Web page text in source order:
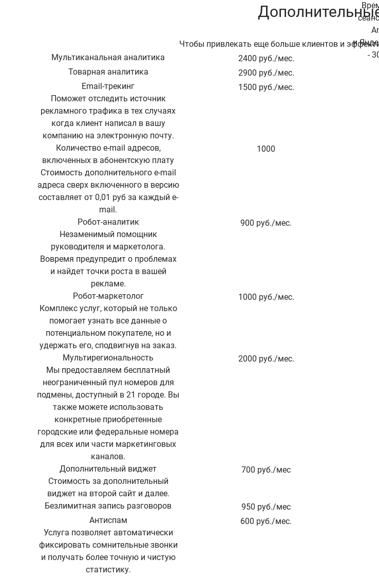
и
-
Чтобы привлекать еще больше клиентов и
Мультиканальная аналитика
2400 руб./мес.
Товарная аналитика
2900 руб./мес.
Email-трекинг
Поможет отследить источник
рекламного трафика в тех случаях
когда клиент написал в вашу
компанию на электронную почту.
1500 руб./мес.
Количество e-mail адресов,
включенных в абонентскую плату
Стоимость дополнительного e-mail
адреса сверх включенного в версию
составляет от 0,01 руб за каждый e-
mail.
1000
Робот-аналитик
Незаменимый помощник
руководителя и маркетолога.
Вовремя предупредит о проблемах
и найдет точки роста в вашей
рекламе.
900 руб./мес.
Робот-маркетолог
Комплекс услуг, который не только
помогает узнать все данные о
потенциальном покупателе, но и
удержать его, сподвигнув на заказ.
1000 руб./мес.
Мультирегиональность
Мы предоставляем бесплатный
неограниченный пул номеров для
подмены, доступный в 21 городе. Вы
также можете использовать
конкретные приобретенные
городские или федеральные номера
для всех или части маркетинговых
каналов.
2000 руб./мес.
Дополнительный виджет
Стоимость за дополнительный
виджет на второй сайт и далее.
700 руб./мес
Безлимитная запись разговоров 950 руб./мес
Антиспам
Услуга позволяет автоматически
фиксировать сомнительные звонки
и получать более точную и чистую
статистику.
600 руб./мес.